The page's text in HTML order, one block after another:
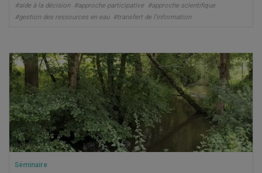
#aide à la décision #approche participative #approche scientifique
#gestion des ressources en eau
#transfert de l'information
Séminaire